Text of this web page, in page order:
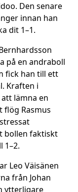
Den senare
innan han
dit 1–1.
på en andraboll
fick han till ett
Kraften i
lämna en
flög Rasmus
bollen faktiskt
1–2.
Leo Väisänen
från Johan
ytterligare